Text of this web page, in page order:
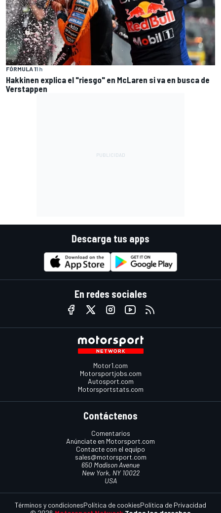
FÓRMULA 11 h
Hakkinen explica el "riesgo" en McLaren si va en busca de
Verstappen
Descarga tus apps
En redes sociales
Motor1.com
Motorsportjobs.com
Autosport.com
Motorsportstats.com
Contáctenos
Comentarios
Anúnciate en Motorsport.com
Contacte con el equipo
sales@motorsport.com
650 Madison Avenue
New York, NY 10022
USA
Términos y condicionesPolítica de cookiesPolítica de Privacidad